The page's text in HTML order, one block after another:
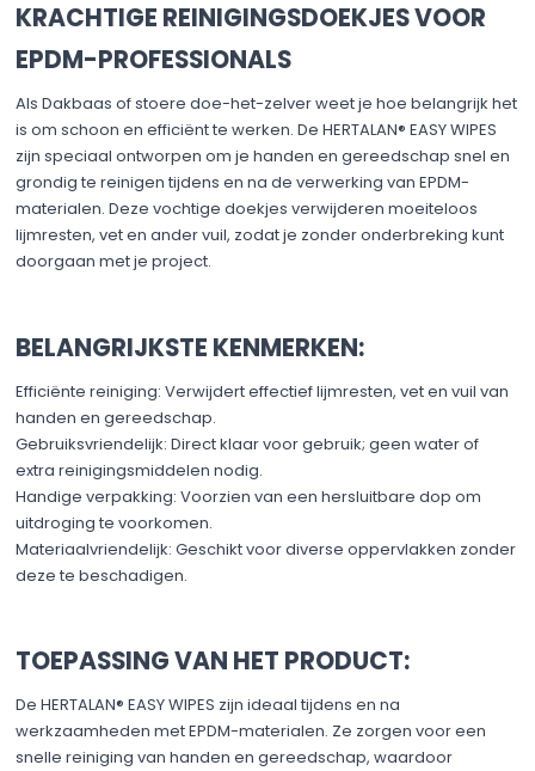
KRACHTIGE REINIGINGSDOEKJES VOOR
EPDM-PROFESSIONALS
Als Dakbaas of stoere doe-het-zelver weet je hoe belangrijk het
is om schoon en efficiënt te werken. De HERTALAN® EASY WIPES
zijn speciaal ontworpen om je handen en gereedschap snel en
grondig te reinigen tijdens en na de verwerking van EPDM-
materialen. Deze vochtige doekjes verwijderen moeiteloos
lijmresten, vet en ander vuil, zodat je zonder onderbreking kunt
doorgaan met je project.​
BELANGRIJKSTE KENMERKEN:
Efficiënte reiniging: Verwijdert effectief lijmresten, vet en vuil van
handen en gereedschap.​
Gebruiksvriendelijk: Direct klaar voor gebruik; geen water of
extra reinigingsmiddelen nodig.​
Handige verpakking: Voorzien van een hersluitbare dop om
uitdroging te voorkomen.​
Materiaalvriendelijk: Geschikt voor diverse oppervlakken zonder
deze te beschadigen.​
TOEPASSING VAN HET PRODUCT:
De HERTALAN® EASY WIPES zijn ideaal tijdens en na
werkzaamheden met EPDM-materialen. Ze zorgen voor een
snelle reiniging van handen en gereedschap, waardoor